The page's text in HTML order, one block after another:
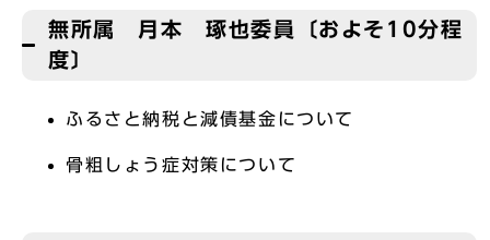
無所属 月本 琢也委員〔およそ10分程
度〕
ふるさと納税と減債基金について
骨粗しょう症対策について